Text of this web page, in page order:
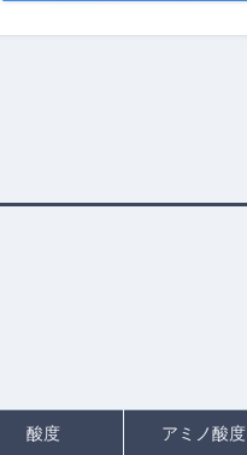
酸度 アミノ酸度